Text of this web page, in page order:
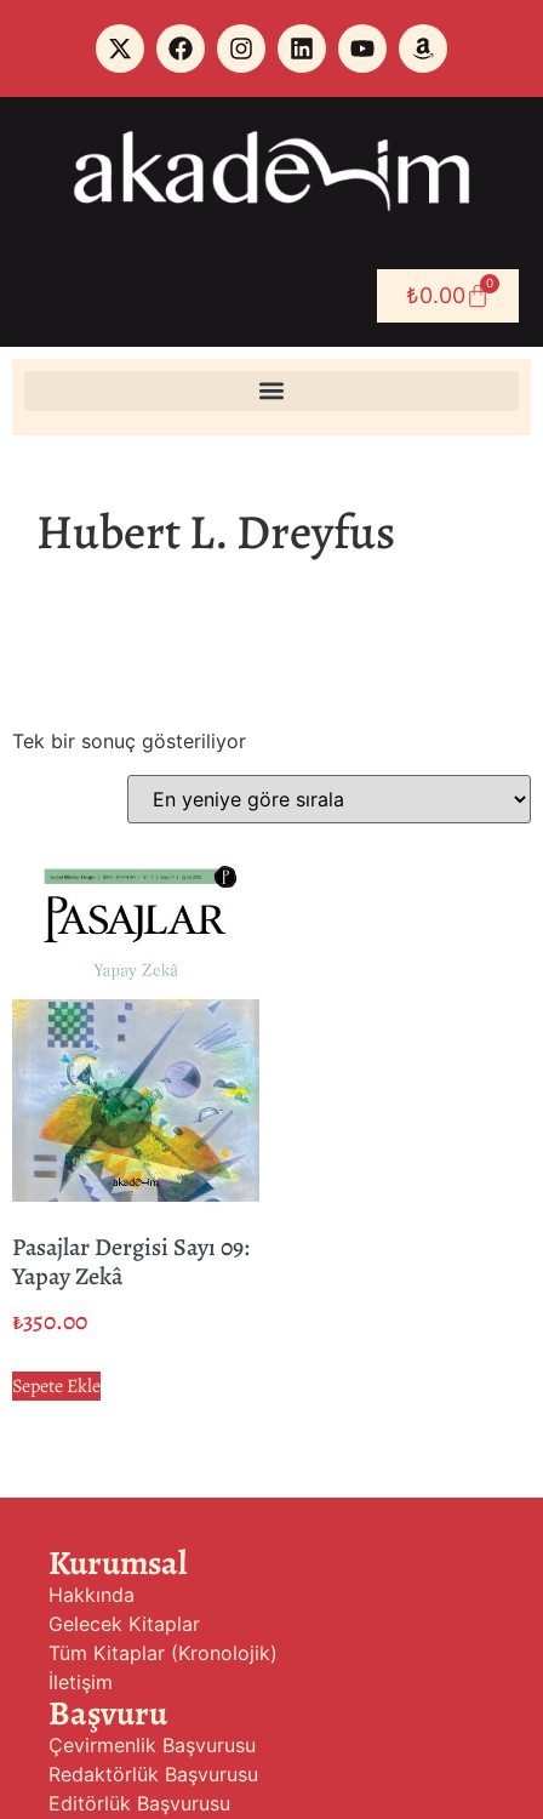
₺0.00 0
Hubert L. Dreyfus
Tek bir sonuç gösteriliyor
Pasajlar Dergisi Sayı 09:
Yapay Zekâ
₺350.00
Sepete Ekle
Kurumsal
Hakkında
Gelecek Kitaplar
Tüm Kitaplar (Kronolojik)
İletişim
Başvuru
Çevirmenlik Başvurusu
Redaktörlük Başvurusu
Editörlük Başvurusu